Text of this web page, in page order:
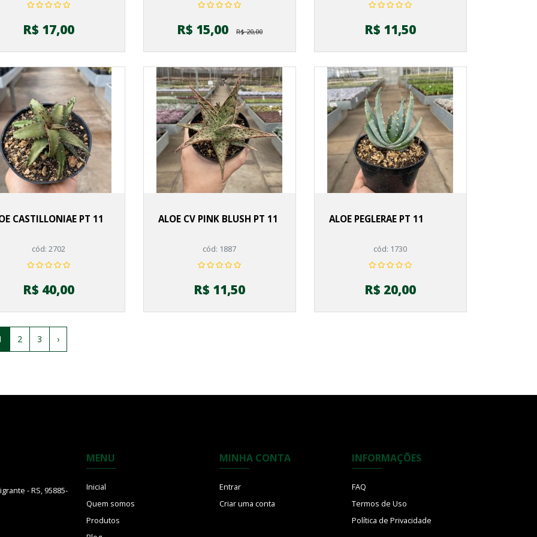
R$ 17,00 R$ 15,00 R$ 20,00 R$ 11,50
CASTILLONIAE PT 11
cód: 2702
R$ 40,00
ALOE CV PINK BLUSH PT 11
cód: 1887
R$ 11,50
ALOE PEGLERAE PT 11
cód: 1730
R$ 20,00
2 3 ›
- RS, 95885-
MENU
Inicial
Quem somos
Produtos
MINHA CONTA
Entrar
Criar uma conta
INFORMAÇÕES
FAQ
Termos de Uso
Política de Privacidade